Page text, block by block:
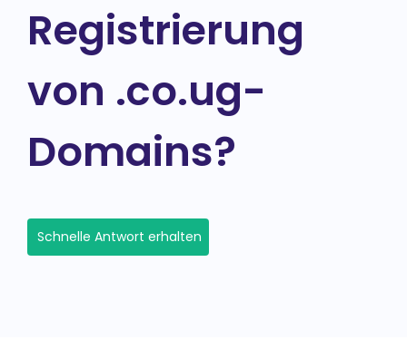
Registrierung
von .co.ug-
Domains?
Schnelle Antwort erhalten